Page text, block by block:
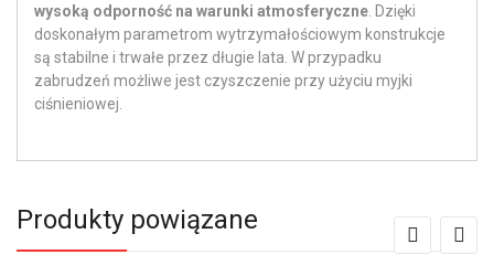
wysoką odporność na warunki atmosferyczne . Dzięki
doskonałym parametrom wytrzymałościowym konstrukcje
są stabilne i trwałe przez długie lata. W przypadku
zabrudzeń możliwe jest czyszczenie przy użyciu myjki
ciśnieniowej.
Produkty powiązane